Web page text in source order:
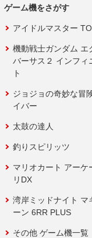
ゲーム機をさがす
アイドルマスター
機動戦士ガンダム エ
バーサス２ インフィ
ト
ジョジョの奇妙な冒
イバー
太鼓の達人
釣りスピリッツ
マリオカート アーケ
リDX
湾岸ミッドナイト マ
ーン 6RR PLUS
その他 ゲーム機一覧